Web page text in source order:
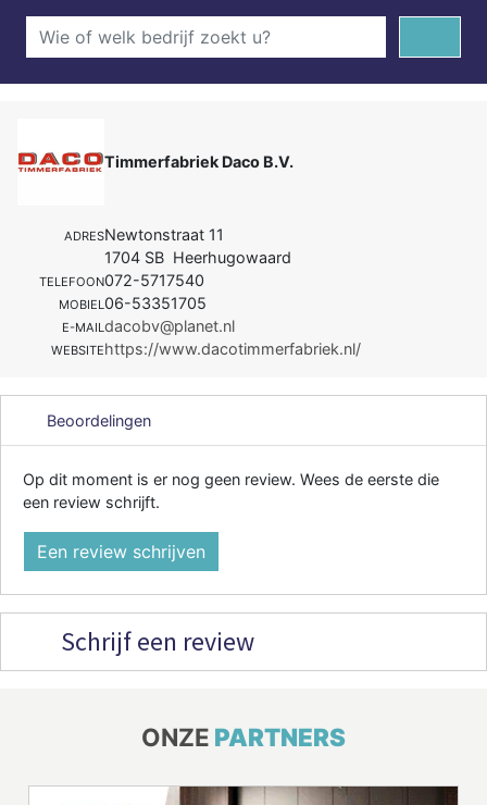
Timmerfabriek Daco B.V.
ADRESNewtonstraat 11
1704 SB Heerhugowaard
TELEFOON072-5717540
MOBIEL 06-53351705
E-MAIL dacobv@planet.nl
WEBSITEhttps://www.dacotimmerfabriek.nl/
Beoordelingen
Op dit moment is er nog geen review. Wees de eerste die
een review schrijft.
Een review schrijven
Schrijf een review
ONZE PARTNERS